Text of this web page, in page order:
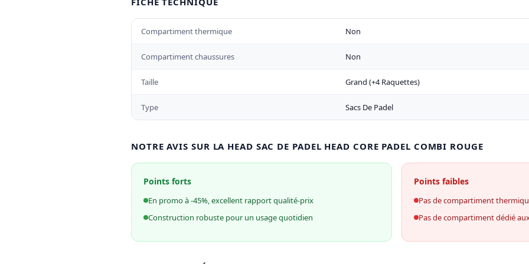
Compartiment thermique Non
Compartiment chaussures Non
Taille Grand (+4 Raquettes)
Type Sacs De Padel
NOTRE AVIS SUR LA HEAD SAC DE PADEL HEAD CORE PADEL COMBI ROUGE
Points forts
En promo à -45%, excellent rapport qualité-prix
Construction robuste pour un usage quotidien
Points faibles
Pas de compartiment
Pas de compartiment dédié